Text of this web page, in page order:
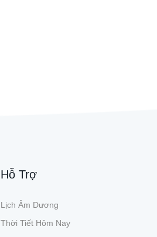
Hỗ Trợ
Lịch Âm Dương
Thời Tiết Hôm Nay